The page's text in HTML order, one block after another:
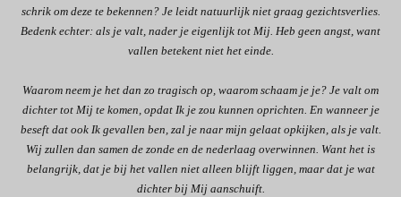
schrik om deze te bekennen? Je leidt natuurlijk niet graag gezichtsverlies.
Bedenk echter: als je valt, nader je eigenlijk tot Mij. Heb geen angst, want
vallen betekent niet het einde.
Waarom neem je het dan zo tragisch op, waarom schaam je je? Je valt om
dichter tot Mij te komen, opdat Ik je zou kunnen oprichten. En wanneer je
beseft dat ook Ik gevallen ben, zal je naar mijn gelaat opkijken, als je valt.
Wij zullen dan samen de zonde en de nederlaag overwinnen. Want het is
belangrijk, dat je bij het vallen niet alleen blijft liggen, maar dat je wat
dichter bij Mij aanschuift.